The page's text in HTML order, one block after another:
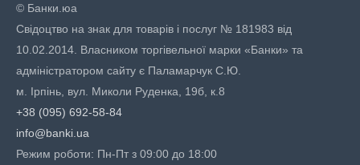
© Банки.юа
Свідоцтво на знак для товарів і послуг № 181983 від
10.02.2014. Власником торгівельної марки «Банки» та
адміністратором сайту є Паламарчук С.Ю.
м. Ірпінь, вул. Миколи Руденка, 19б, к.8
+38 (095) 692-58-84
info@banki.ua
Режим роботи: Пн-Пт з 09:00 до 18:00